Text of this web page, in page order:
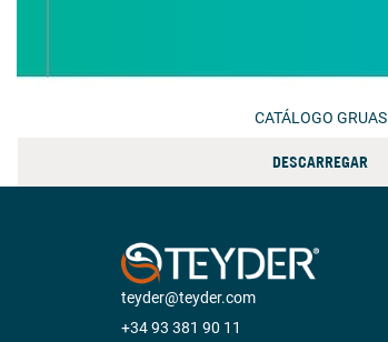
CATÁLOGO GRUAS
DESCARREGAR
teyder@teyder.com
+34 93 381 90 11